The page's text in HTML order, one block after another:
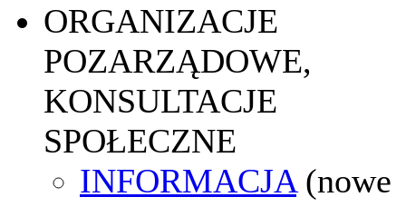
ORGANIZACJE
POZARZĄDOWE,
KONSULTACJE
SPOŁECZNE
INFORMACJA (nowe